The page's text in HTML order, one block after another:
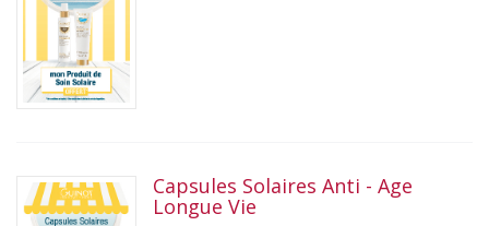
Capsules Solaires Anti - Age
Longue Vie